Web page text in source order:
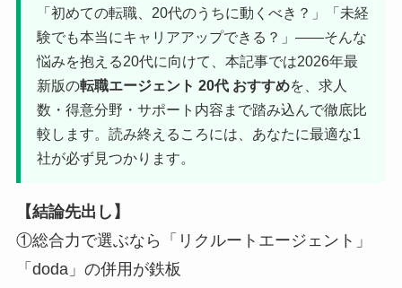
「初めての転職、20代のうちに動くべき？」「未経
験でも本当にキャリアアップできる？」――そんな
悩みを抱える20代に向けて、本記事では2026年最
新版の転職エージェント 20代 おすすめを、求人
数・得意分野・サポート内容まで踏み込んで徹底比
較します。読み終えるころには、あなたに最適な1
社が必ず見つかります。
【結論先出し】
①総合力で選ぶなら「リクルートエージェント」
「doda」の併用が鉄板